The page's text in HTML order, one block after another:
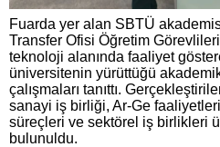
Fuarda yer alan SBTÜ
Transfer Ofisi Öğretim
teknoloji alanında faaliyet
üniversitenin yürüttüğü
çalışmaları tanıttı.
sanayi iş birliği, Ar-Ge
süreçleri ve sektörel iş birlikleri
bulunuldu.